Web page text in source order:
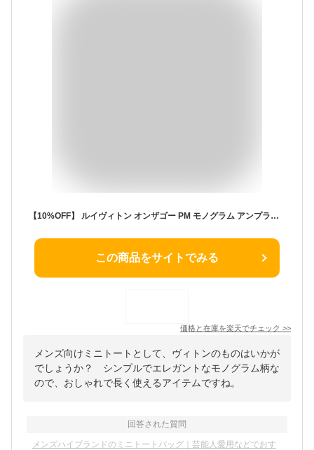
【10%OFF】 ルイヴィトン オンザゴー PM モノグラム アンプラント レザー ブラック 黒 2WAYバッグ ルイヴィトン ショルダーバッグ LOUIS VUITTON ルイヴィトン ハンドバッグ レディース メンズ ルイヴィトン トートバッグ ミニバッグ クロスボディバッグ ブランド
この商品をサイトでみる
価格と在庫を楽天でチェック >>
メンズ向けミニトートとして、ヴィトンのものはいかが
でしょうか？ シンプルでエレガントなモノグラム柄な
ので、おしゃれで長く使えるアイテムですね。
回答された質問
メンズハイブランドのミニトートバッグ｜芸能人愛用などでおす